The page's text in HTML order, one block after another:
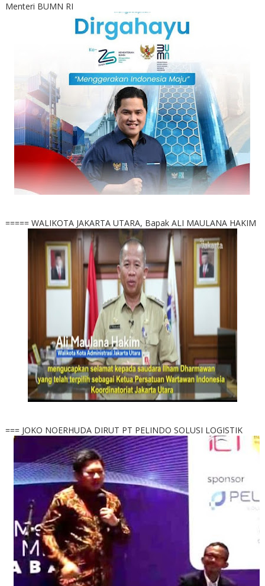
Menteri BUMN RI
===== WALIKOTA JAKARTA UTARA, Bapak ALI MAULANA HAKIM
=== JOKO NOERHUDA DIRUT PT PELINDO SOLUSI LOGISTIK